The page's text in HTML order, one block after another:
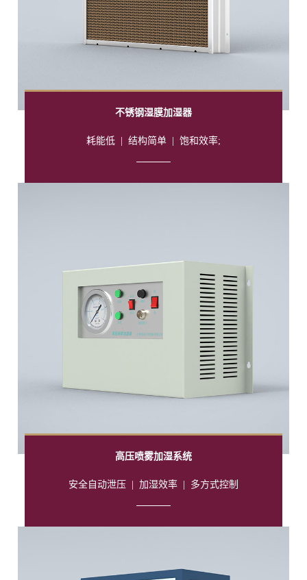
不锈钢湿膜加湿器
耗能低| 结构简单| 饱和效率;
高压喷雾加湿系统
安全自动泄压 加湿效率| 多方式控制